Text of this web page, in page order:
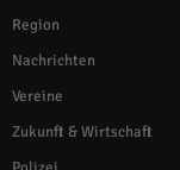
Region
Nachrichten
Vereine
Zukunft & Wirtschaft